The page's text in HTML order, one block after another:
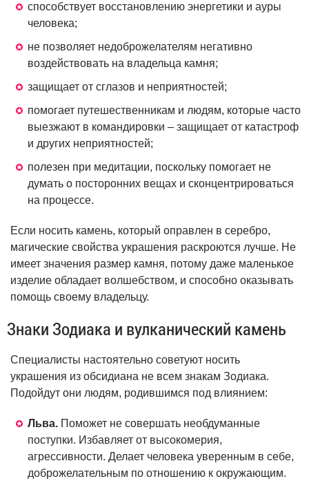
способствует восстановлению энергетики и ауры
человека;
не позволяет недоброжелателям негативно
воздействовать на владельца камня;
защищает от сглазов и неприятностей;
помогает путешественникам и людям, которые часто
выезжают в командировки – защищает от катастроф
и других неприятностей;
полезен при медитации, поскольку помогает не
думать о посторонних вещах и сконцентрироваться
на процессе.
Если носить камень, который оправлен в серебро,
магические свойства украшения раскроются лучше. Не
имеет значения размер камня, потому даже маленькое
изделие обладает волшебством, и способно оказывать
помощь своему владельцу.
Знаки Зодиака и вулканический камень
Специалисты настоятельно советуют носить
украшения из обсидиана не всем знакам Зодиака.
Подойдут они людям, родившимся под влиянием:
Льва. Поможет не совершать необдуманные
поступки. Избавляет от высокомерия,
агрессивности. Делает человека уверенным в себе,
доброжелательным по отношению к окружающим.